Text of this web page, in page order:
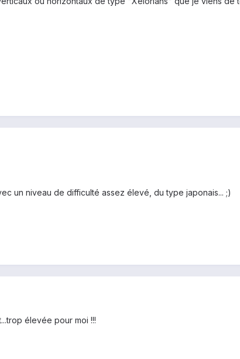
un niveau de difficulté assez élevé, du type japonais... ;)
élevée pour moi !!!